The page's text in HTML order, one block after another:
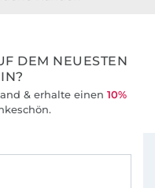
DEM NEUESTEN
& erhalte einen 10%